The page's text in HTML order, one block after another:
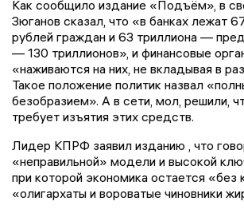
Как сообщило издание «Подъём», в
Зюганов сказал, что «в банках лежат
рублей граждан и 63 триллиона —
— 130 триллионов», и финансовые
«наживаются на них, не вкладывая в
Такое положение политик назвал
безобразием». А в сети, мол, решили,
требует изъятия этих средств.
Лидер КПРФ заявил изданию , что
«неправильной» модели и высокой
при которой экономика остается «без
«олигархаты и вороватые чиновники